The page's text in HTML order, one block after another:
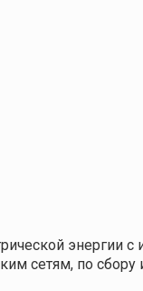
энергии
сетям, по